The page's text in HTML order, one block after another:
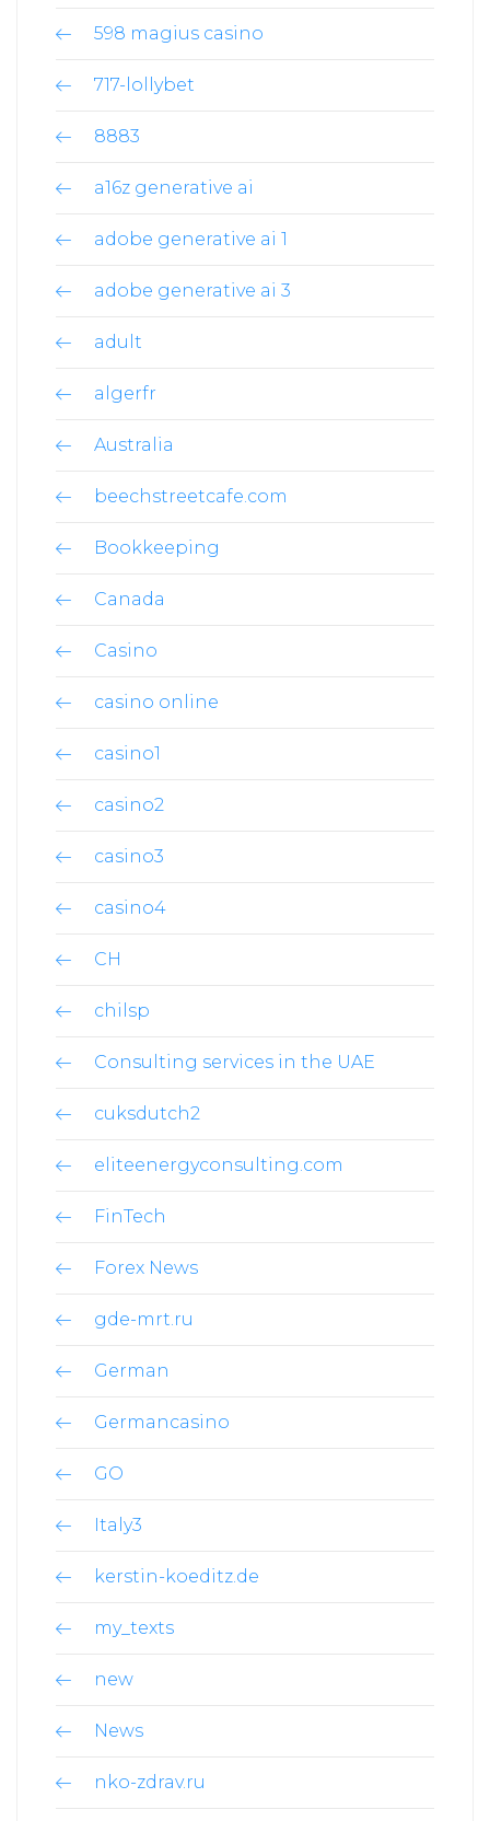
598 magius casino
717-lollybet
8883
a16z generative ai
adobe generative ai 1
adobe generative ai 3
adult
algerfr
Australia
beechstreetcafe.com
Bookkeeping
Canada
Casino
casino online
casino1
casino2
casino3
casino4
CH
chilsp
Consulting services in the UAE
cuksdutch2
eliteenergyconsulting.com
FinTech
Forex News
gde-mrt.ru
German
Germancasino
GO
Italy3
kerstin-koeditz.de
my_texts
new
News
nko-zdrav.ru